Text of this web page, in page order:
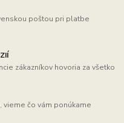
poštou pri platbe
zákazníkov hovoria za všetko
čo vám ponúkame